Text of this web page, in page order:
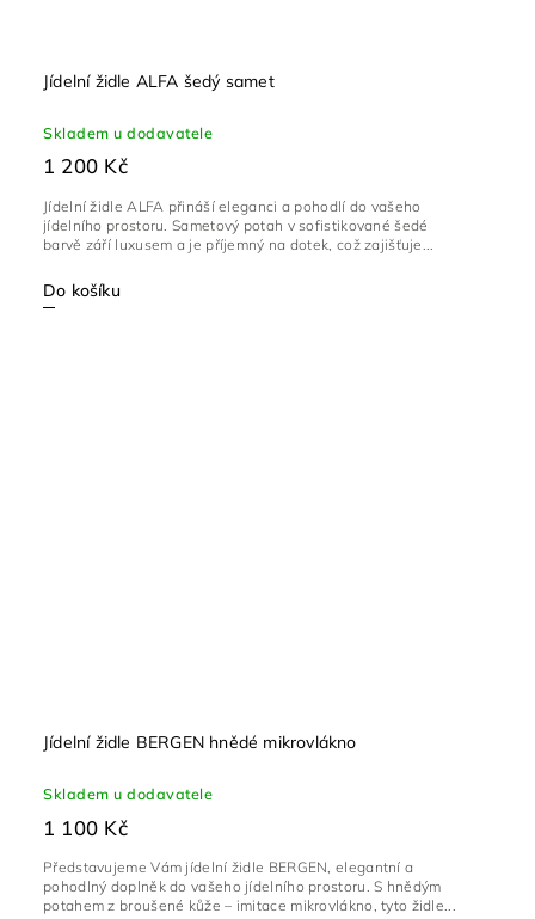
Jídelní židle ALFA šedý samet
Skladem u dodavatele
1 200 Kč
Do košíku
Jídelní židle ALFA přináší eleganci a pohodlí do vašeho
jídelního prostoru. Sametový potah v sofistikované šedé
barvě září luxusem a je příjemný na dotek, což zajišťuje...
Jídelní židle BERGEN hnědé mikrovlákno
Skladem u dodavatele
1 100 Kč
Představujeme Vám jídelní židle BERGEN, elegantní a
pohodlný doplněk do vašeho jídelního prostoru. S hnědým
potahem z broušené kůže – imitace mikrovlákno, tyto židle...